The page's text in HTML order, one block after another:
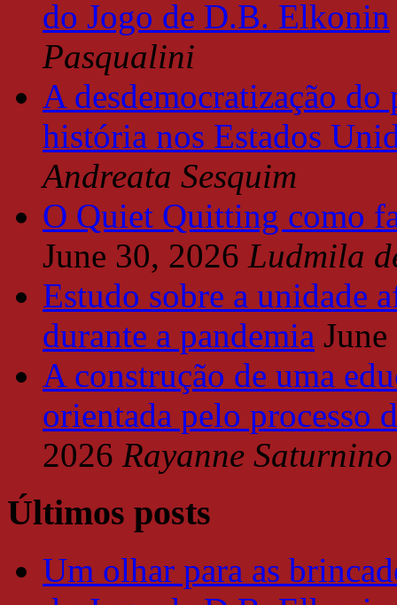
do Jogo de D.B. Elkonin
Pasqualini
A desdemocratização do
história nos Estados
Andreata Sesquim
O Quiet Quitting como
June 30, 2026 Ludmila
Estudo sobre a unidade
durante a pandemia
A construção de uma
orientada pelo processo
2026 Rayanne
Últimos posts
Um olhar para as